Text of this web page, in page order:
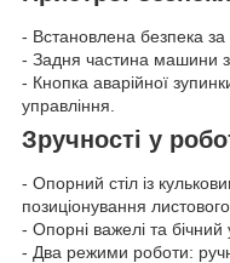
- Встановлена безпека за
- Задня частина машини
- Кнопка аварійної
управління.
Зручності у
- Опорний стіл із
позиціонування
- Опорні важелі та бічний
- Два режими роботи: